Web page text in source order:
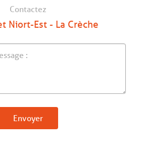
Contactez
Niort-Est - La Crèche
Envoyer